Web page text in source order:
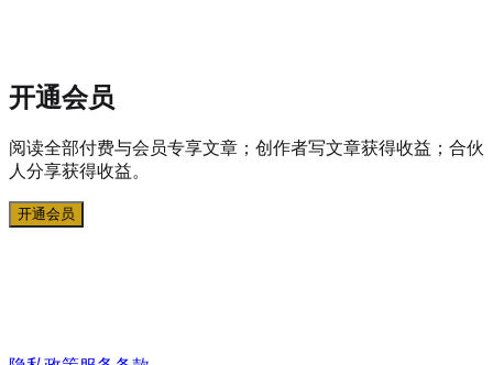
开通会员
阅读全部付费与会员专享文章；创作者写文章获得收益；合伙
人分享获得收益。
开通会员